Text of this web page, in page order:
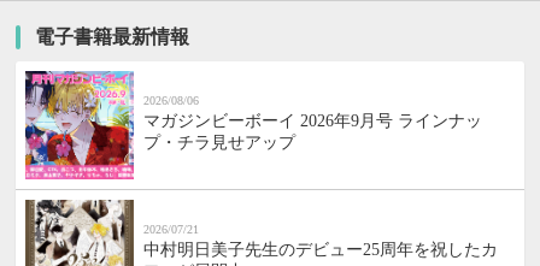
電子書籍最新情報
2026/08/06
マガジンビーボーイ 2026年9月号 ラインナッ
プ・チラ見せアップ
2026/07/21
中村明日美子先生のデビュー25周年を祝したカ